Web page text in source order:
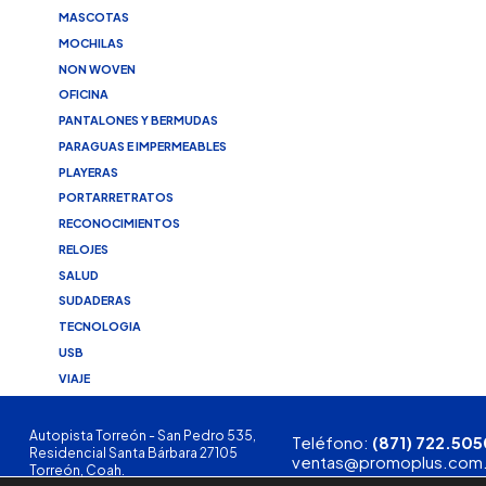
MASCOTAS
MOCHILAS
NON WOVEN
OFICINA
PANTALONES Y BERMUDAS
PARAGUAS E IMPERMEABLES
PLAYERAS
PORTARRETRATOS
RECONOCIMIENTOS
RELOJES
SALUD
SUDADERAS
TECNOLOGIA
USB
VIAJE
Autopista Torreón - San Pedro 535,
Residencial Santa Bárbara 27105
Torreón, Coah.
Teléfono: (871)